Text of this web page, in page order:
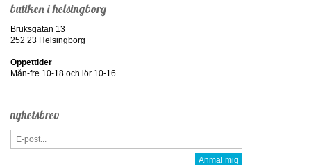
butiken i helsingborg
Bruksgatan 13
252 23 Helsingborg
Öppettider
Mån-fre 10-18 och lör 10-16
nyhetsbrev
Anmäl mig